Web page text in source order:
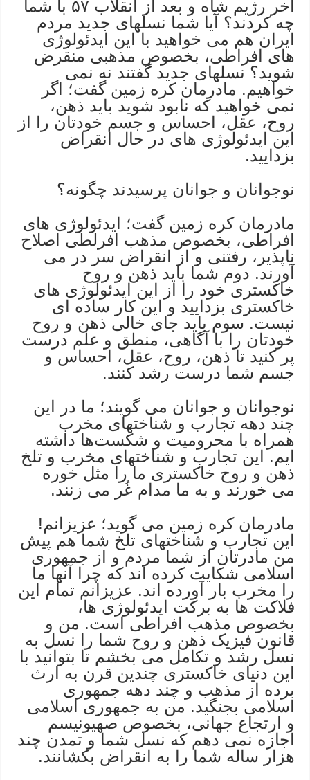
آخر رژیم شاه و بعد از انقلاب ۵۷ با شما
چه کردند؟ آیا شما نسلهای جدید مردم
ایران هم می خواهید با این ایدئولوژی
های افراطی، بخصوص مذهبی منقرض
شوید؟ نسلهای جدید گفتند نه نمی
خواهیم. مادرمان کره زمین گفت؛ اگر
نمی خواهید که نابود شوید باید ذهن،
روح، عقل، احساس و جسم خودتان را از
این ایدئولوژی های در حال انقراض
بزدایید.
نوجوانان و جوانان پرسیدند چگونه؟
مادرمان کره زمین گفت؛ ایدئولوژی های
افراطی، بخصوص مذهب افرلطی اصلاح
ناپذیر، رفتنی و از انقراض سر در می
آورند. دوم شما باید ذهن و روح
خاکستری خود را از این ایدئولوژی های
خاکستری بزدایید و این کار ساده ای
نیست. سوم باید جای خالی ذهن و روح
خودتان را با آگاهی، منطق و علم درست
پر کنید تا ذهن، روح، عقل، احساس و
جسم شما درست رشد کنند.
نوجوانان و جوانان می گویند؛ ما در این
چند دهه تجارب و شناختهای مخرب
همراه با محرومیت و شکست‌ها داشته
ایم. این تجارب و شناختهای مخرب و تلخ
ذهن و روح خاکستری ما را مثل خوره
می خورند و به ما مدام غُر می زنند.
مادرمان کره زمین می گوید؛ عزیزانم!
این تجارب و شناختهای تلخ شما هم پیش
من مادرتان از شما مردم و از جمهوری
اسلامی شکایت کرده اند که چرا آنها ما
را مخرب بار آورده اند. عزیزانم تمام این
فلاکت‌ ها به برکت ایدئولوژی ها،
بخصوص مذهب افراطی است. من و
قانون فیزیک ذهن و روح شما را نسل به
نسل رشد و تکامل می بخشم تا بتوانید با
این دنیای خاکستری چندین قرن به ارث
برده از مذهب و چند دهه جمهوری
اسلامی بجنگید. من به جمهوری اسلامی
و ارتجاع جهانی، بخصوص صهیونیسم
اجازه نمی دهم که نسل شما و تمدن چند
هزار ساله شما را به انقراض بکشانند.